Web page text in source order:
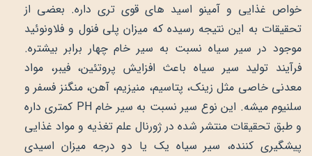
خواص غذایی و آمینو اسید های قوی تری داره. بعضی از
تحقیقات به این نتیجه رسیده که میزان پلی فنول و فلاونوئید
موجود در سیر سیاه نسبت به سیر خام چهار برابر بیشتره.
فرآیند تولید سیر سیاه باعث افزایش پروتئین، فیبر، مواد
معدنی خاصی مثل زینک، پتاسیم، منیزیم، آهن، منگنز فسفر و
سلنیوم میشه. این نوع سیر نسبت به سیر خام PH کمتری داره
و طبق تحقیقات منتشر شده در ژورنال علم تغذیه و مواد غذایی
پیشگیری کننده، سیر سیاه یک یا دو درجه میزان اسیدی